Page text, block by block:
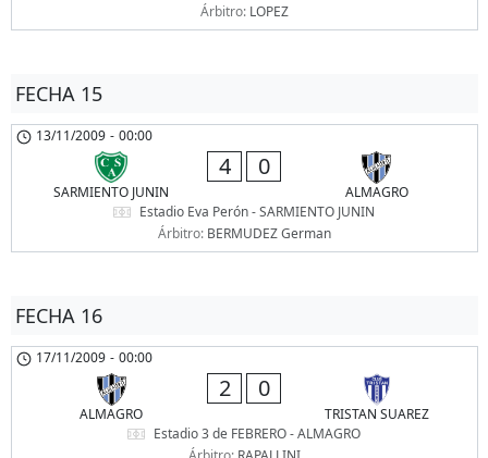
Árbitro: LOPEZ
FECHA 15
13/11/2009 - 00:00
SARMIENTO JUNIN
4 0
ALMAGRO
Estadio Eva Perón - SARMIENTO JUNIN
Árbitro: BERMUDEZ German
FECHA 16
17/11/2009 - 00:00
ALMAGRO
2 0
TRISTAN SUAREZ
Estadio 3 de FEBRERO - ALMAGRO